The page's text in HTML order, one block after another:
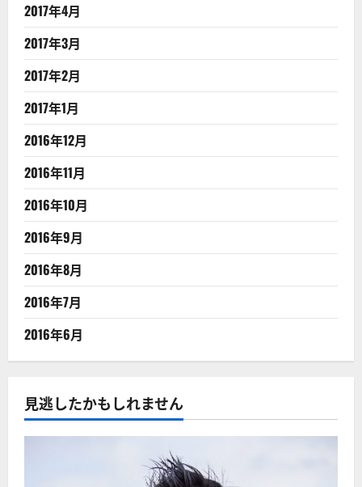
2017年4月
2017年3月
2017年2月
2017年1月
2016年12月
2016年11月
2016年10月
2016年9月
2016年8月
2016年7月
2016年6月
見逃したかもしれません